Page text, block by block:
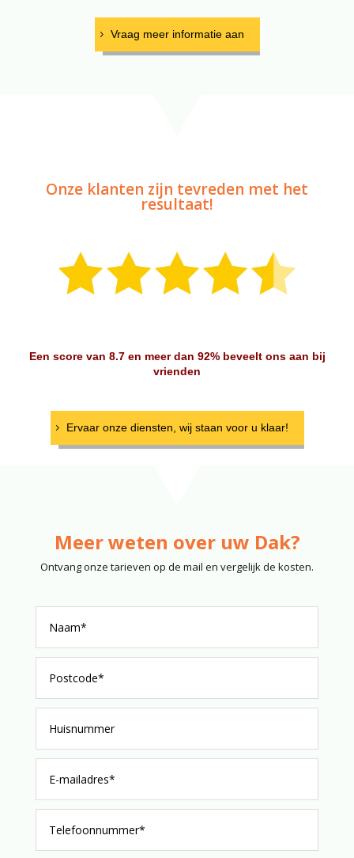
Vraag meer informatie aan
Onze klanten zijn tevreden met het
resultaat!
Een score van 8.7 en meer dan 92% beveelt ons aan bij
vrienden
Ervaar onze diensten, wij staan voor u klaar!
Meer weten over uw Dak?
Ontvang onze tarieven op de mail en vergelijk de kosten.